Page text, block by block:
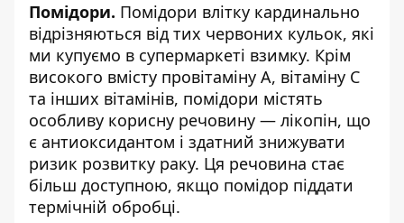
Помідори. Помідори влітку кардинально
відрізняються від тих червоних кульок, які
ми купуємо в супермаркеті взимку. Крім
високого вмісту провітаміну А, вітаміну С
та інших вітамінів, помідори містять
особливу корисну речовину — лікопін, що
є антиоксидантом і здатний знижувати
ризик розвитку раку. Ця речовина стає
більш доступною, якщо помідор піддати
термічній обробці.